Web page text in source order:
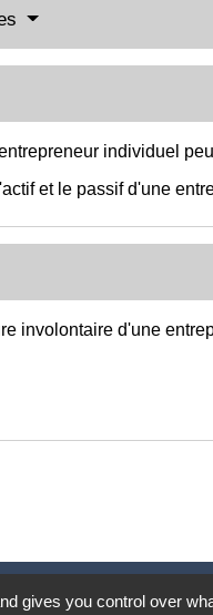
individuel
et le passif d'une
involontaire d'une
gives you control over